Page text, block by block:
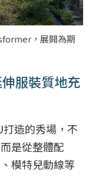
，展開為期
服裝質地充
打造的秀場，不
是從整體配
模特兒動線等